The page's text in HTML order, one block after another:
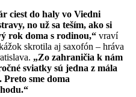
ciest do haly vo Viedni
no už sa teším, ako si
rok doma s rodinou,“ vraví
skrotila aj saxofón – hráva
„Zo zahraničia k nám
sviatky sú jedna z mála
Preto sme doma